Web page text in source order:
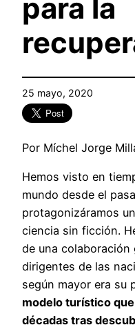
para la
25 mayo, 2020
Por Míchel Jorge
Hemos visto en
mundo desde el
protagonizáramos
ciencia sin ficción.
de una
dirigentes de las
según mayor era su
modelo turístico
décadas tras